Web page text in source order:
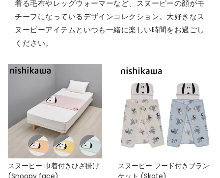
着る毛布やレッグウォーマーなど、スヌーピーの顔がモ
チーフになっているデザインコレクション。大好きなス
ヌーピーアイテムといつも一緒に楽しい時間をお過ごし
ください。
スヌーピー 巾着付きひざ掛け
スヌーピー フード付きブラン